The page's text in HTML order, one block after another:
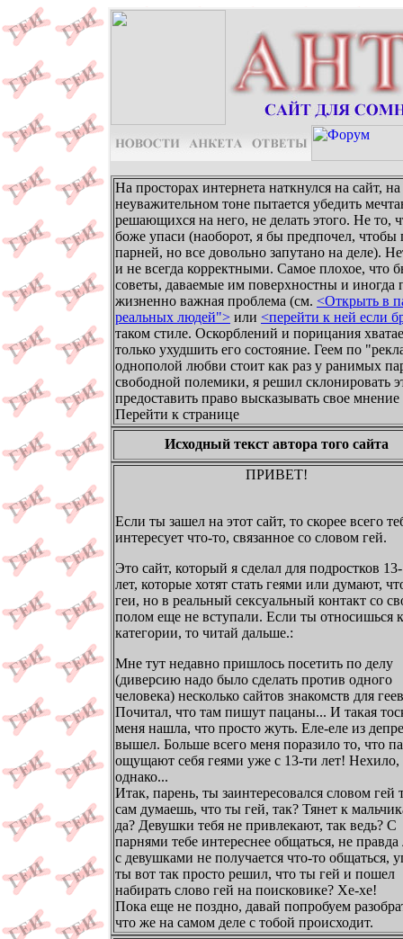
На просторах интернета наткнулся на сайт,
неуважительном тоне пытается убедить
решающихся на него, не делать этого. Не то,
боже упаси (наоборот, я бы предпочел, чтобы
парней, но все довольно запутано на деле).
и не всегда корректными. Самое плохое, что
советы, даваемые им поверхностны и иногда
жизненно важная проблема (см. <Открыть в
реальных людей"> или <перейти к ней если
таком стиле. Оскорблений и порицания
только ухудшить его состояние. Геем по
однополой любви стоит как раз у ранимых
свободной полемики, я решил склонировать
предоставить право высказывать свое
Перейти к странице
Исходный текст автора того сайта
ПРИВЕТ!
Если ты зашел на этот сайт, то скорее всего
интересует что-то, связанное со словом гей.
Это сайт, который я сделал для подростков
лет, которые хотят стать геями или думают,
геи, но в реальный сексуальный контакт со
полом еще не вступали. Если ты относишься
категории, то читай дальше.:
Мне тут недавно пришлось посетить по делу
(диверсию надо было сделать против одного
человека) несколько сайтов знакомств для
Почитал, что там пишут пацаны... И такая
меня нашла, что просто жуть. Еле-еле из
вышел. Больше всего меня поразило то, что
ощущают себя геями уже с 13-ти лет! Нехило,
однако...
Итак, парень, ты заинтересовался словом гей
сам думаешь, что ты гей, так? Тянет к
да? Девушки тебя не привлекают, так ведь? С
парнями тебе интереснее общаться, не
с девушками не получается что-то общаться,
ты вот так просто решил, что ты гей и пошел
набирать слово гей на поисковике? Хе-хе!
Пока еще не поздно, давай попробуем
что же на самом деле с тобой происходит.